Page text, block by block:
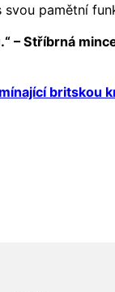
svou pamětní
– Stříbrná
britskou